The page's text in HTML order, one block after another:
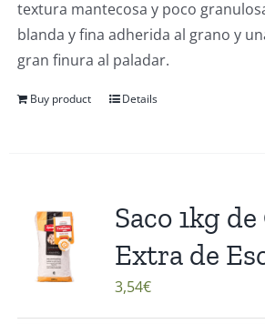
textura mantecosa y poco
blanda y fina adherida al grano y
gran finura al paladar.
Buy product Details
Saco 1kg
Extra de
3,54€